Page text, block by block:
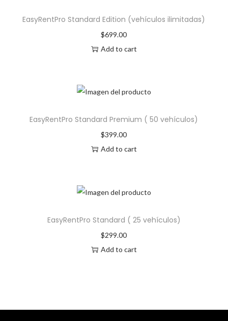
EasyRentPro Standard Edition (vehículos ilimitadas)
$699.00
Add to cart
EasyRentPro Standard Premium ( 50 vehículos)
$399.00
Add to cart
EasyRentPro Standard ( 25 vehículos)
$299.00
Add to cart